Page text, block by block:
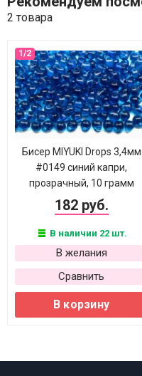
2 товара
Бисер MIYUKI Drops 3,4мм
#0149 синий капри,
прозрачный, 10 грамм
182 руб.
В наличии 22 шт.
В желания
Сравнить
В корзину